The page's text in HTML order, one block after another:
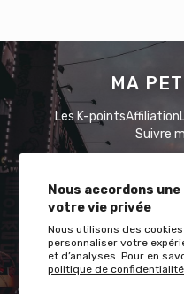
Nous accordons
votre vie privée
Nous utilisons des
personnaliser votre
et d’analyses. Pour en
politique de
MA
Les K-pointsAffiliation
Suivre
Restez à
Instagram